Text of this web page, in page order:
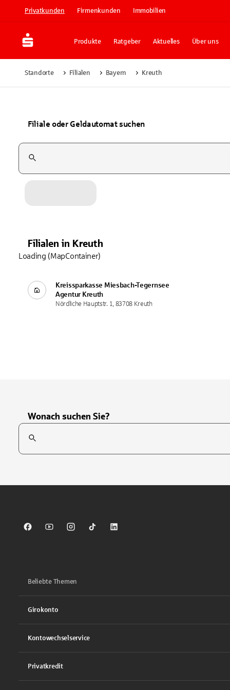
Privatkunden Firmenkunden Immobilien
Produkte Ratgeber Aktuelles Über uns
Standorte Filialen Bayern Kreuth
Filiale oder Geldautomat suchen
Suchfeld
Filialen in Kreuth
Kreissparkasse Miesbach-Tegernsee
Agentur Kreuth
Nördliche Hauptstr. 1, 83708 Kreuth
Loading (MapContainer)
Wonach suchen Sie?
Suchfeld
Sparkasse auf Facebook
Sparkasse auf Youtube
Sparkasse auf Instagram
Sparkasse auf TikTok
Sparkasse auf LinkedIn
Beliebte Themen
Girokonto
Kontowechselservice
Privatkredit